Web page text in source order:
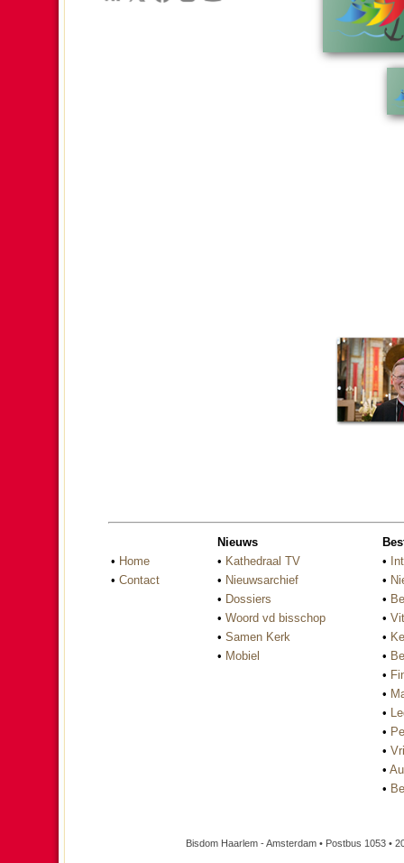
• Home
• Contact
Nieuws
• Kathedraal TV
• Nieuwsarchief
• Dossiers
• Woord vd bisschop
• Samen Kerk
• Mobiel
•
•
•
•
•
•
•
•
•
•
•
•
•
Bisdom Haarlem - Amsterdam • Postbus 1053 •